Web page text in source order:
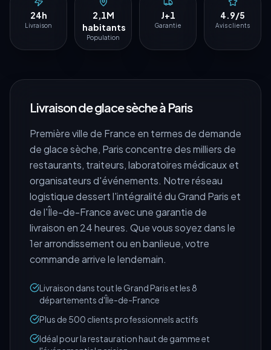
24h
Livraison
2,1M
habitants
Population
J+1
Garantie
4.9/5
Avis clients
Livraison de glace sèche à Paris
Première ville de France en termes de demande
de glace sèche, Paris concentre des milliers de
restaurants, traiteurs, laboratoires médicaux et
organisateurs d'événements. Notre réseau
logistique dessert l'intégralité du Grand Paris et
de l'Île-de-France avec une garantie de
livraison en 24 heures. Que vous soyez dans le
1er arrondissement ou en banlieue, votre
commande arrive le lendemain.
Livraison dans tout le Grand Paris et les 8
départements d'Île-de-France
Plus de 500 clients professionnels actifs
Idéal pour la restauration haut de gamme et